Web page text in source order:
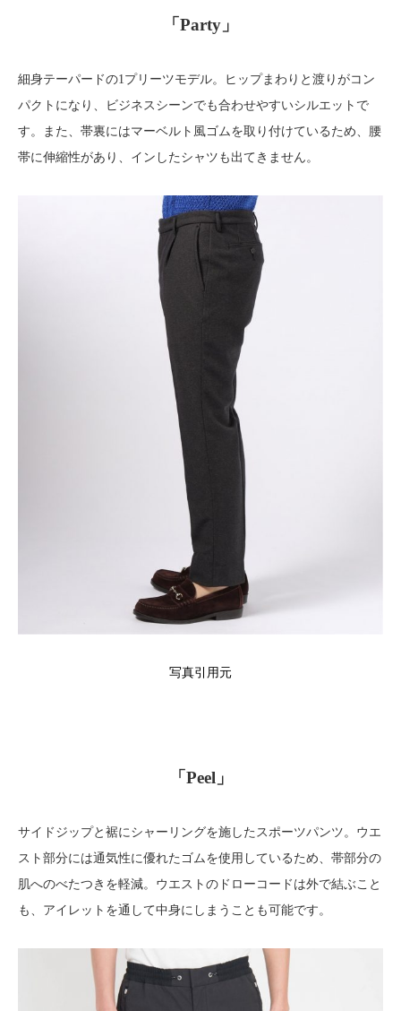
「Party」
細身テーパードの1プリーツモデル。ヒップまわりと渡りがコン
パクトになり、ビジネスシーンでも合わせやすいシルエットで
す。また、帯裏にはマーベルト風ゴムを取り付けているため、腰
帯に伸縮性があり、インしたシャツも出てきません。
写真引用元
「Peel」
サイドジップと裾にシャーリングを施したスポーツパンツ。ウエ
スト部分には通気性に優れたゴムを使用しているため、帯部分の
肌へのべたつきを軽減。ウエストのドローコードは外で結ぶこと
も、アイレットを通して中身にしまうことも可能です。